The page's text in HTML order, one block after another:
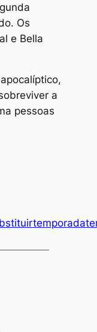
Os
e Bella
a
pessoas
temporada